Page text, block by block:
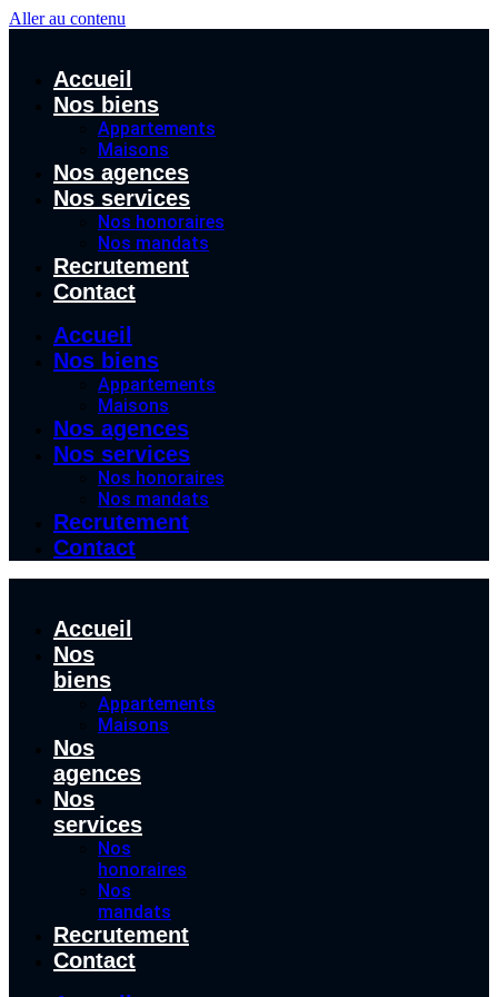
Aller au contenu
Accueil
Nos biens
Appartements
Maisons
Nos agences
Nos services
Nos honoraires
Nos mandats
Recrutement
Contact
Accueil
Nos biens
Appartements
Maisons
Nos agences
Nos services
Nos honoraires
Nos mandats
Recrutement
Contact
Accueil
Nos
biens
Appartements
Maisons
Nos
agences
Nos
services
Nos
honoraires
Nos
mandats
Recrutement
Contact